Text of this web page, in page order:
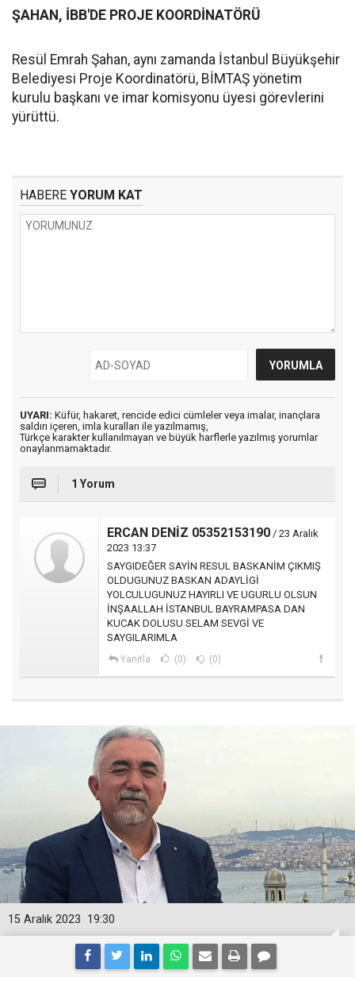
ŞAHAN, İBB'DE PROJE KOORDİNATÖRÜ
Resül Emrah Şahan, aynı zamanda İstanbul Büyükşehir
Belediyesi Proje Koordinatörü, BİMTAŞ yönetim
kurulu başkanı ve imar komisyonu üyesi görevlerini
yürüttü.
HABERE YORUM KAT
UYARI: Küfür, hakaret, rencide edici cümleler veya imalar, inançlara
saldırı içeren, imla kuralları ile yazılmamış,
Türkçe karakter kullanılmayan ve büyük harflerle yazılmış yorumlar
onaylanmamaktadır.
1 Yorum
ERCAN DENİZ 05352153190 / 23 Aralık
2023 13:37
SAYGIDEĞER SAYİN RESUL BASKANİM ÇIKMIŞ
OLDUGUNUZ BASKAN ADAYLİGİ
YOLCULUGUNUZ HAYIRLI VE UGURLU OLSUN
İNŞAALLAH İSTANBUL BAYRAMPASA DAN
KUCAK DOLUSU SELAM SEVGİ VE
SAYGILARIMLA
Yanıtla (0) (0)
19:30
15 Aralık 2023